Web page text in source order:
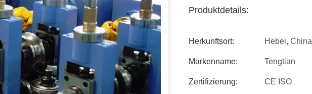
Produktdetails:
Herkunftsort: Hebei, China
Markenname: Tengtian
Zertifizierung: CE ISO